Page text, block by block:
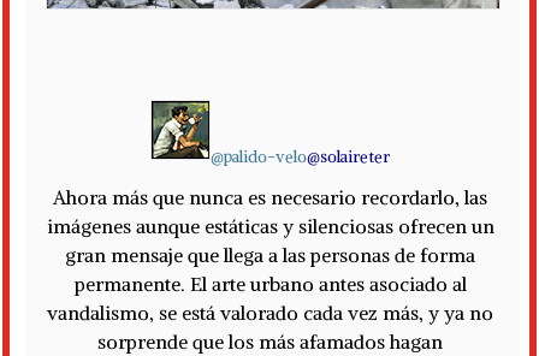
@palido-velo@solaireter
Ahora más que nunca es necesario recordarlo, las
imágenes aunque estáticas y silenciosas ofrecen un
gran mensaje que llega a las personas de forma
permanente. El arte urbano antes asociado al
vandalismo, se está valorado cada vez más, y ya no
sorprende que los más afamados hagan